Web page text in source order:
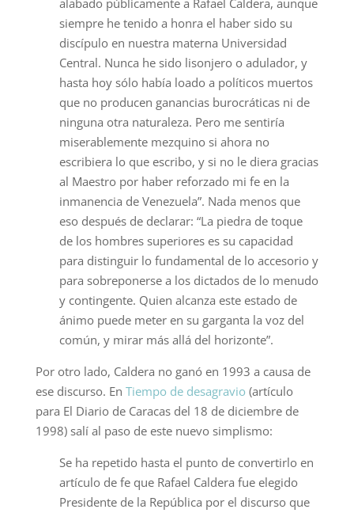
alabado públicamente a Rafael Caldera, aunque
siempre he tenido a honra el haber sido su
discípulo en nuestra materna Universidad
Central. Nunca he sido lisonjero o adulador, y
hasta hoy sólo había loado a políticos muertos
que no producen ganancias burocráticas ni de
ninguna otra naturaleza. Pero me sentiría
miserablemente mezquino si ahora no
escribiera lo que escribo, y si no le diera gracias
al Maestro por haber reforzado mi fe en la
inmanencia de Venezuela”. Nada menos que
eso después de declarar: “La piedra de toque
de los hombres superiores es su capacidad
para distinguir lo fundamental de lo accesorio y
para sobreponerse a los dictados de lo menudo
y contingente. Quien alcanza este estado de
ánimo puede meter en su garganta la voz del
común, y mirar más allá del horizonte”.
Por otro lado, Caldera no ganó en 1993 a causa de
ese discurso. En Tiempo de desagravio (artículo
para El Diario de Caracas del 18 de diciembre de
1998) salí al paso de este nuevo simplismo:
Se ha repetido hasta el punto de convertirlo en
artículo de fe que Rafael Caldera fue elegido
Presidente de la República por el discurso que